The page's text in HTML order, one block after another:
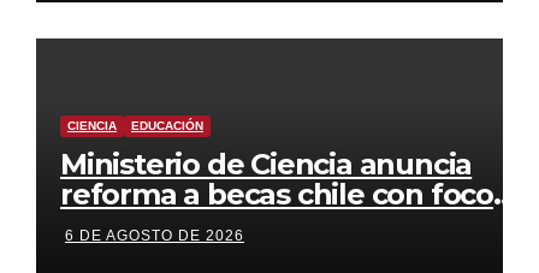
CIENCIA EDUCACIÓN
Ministerio de Ciencia anuncia
reforma a becas chile con foco
en áreas estratégicas y
descentralización
6 DE AGOSTO DE 2026